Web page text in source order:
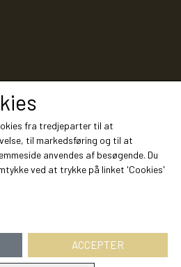
e-mail
Tilmeld
fra tredjeparter til at
til markedsføring og til at
anvendes af besøgende. Du
ved at trykke på linket 'Cookies'
ACCEPTER